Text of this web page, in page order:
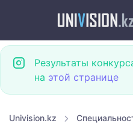
Результаты
на этой странице
Univision.kz